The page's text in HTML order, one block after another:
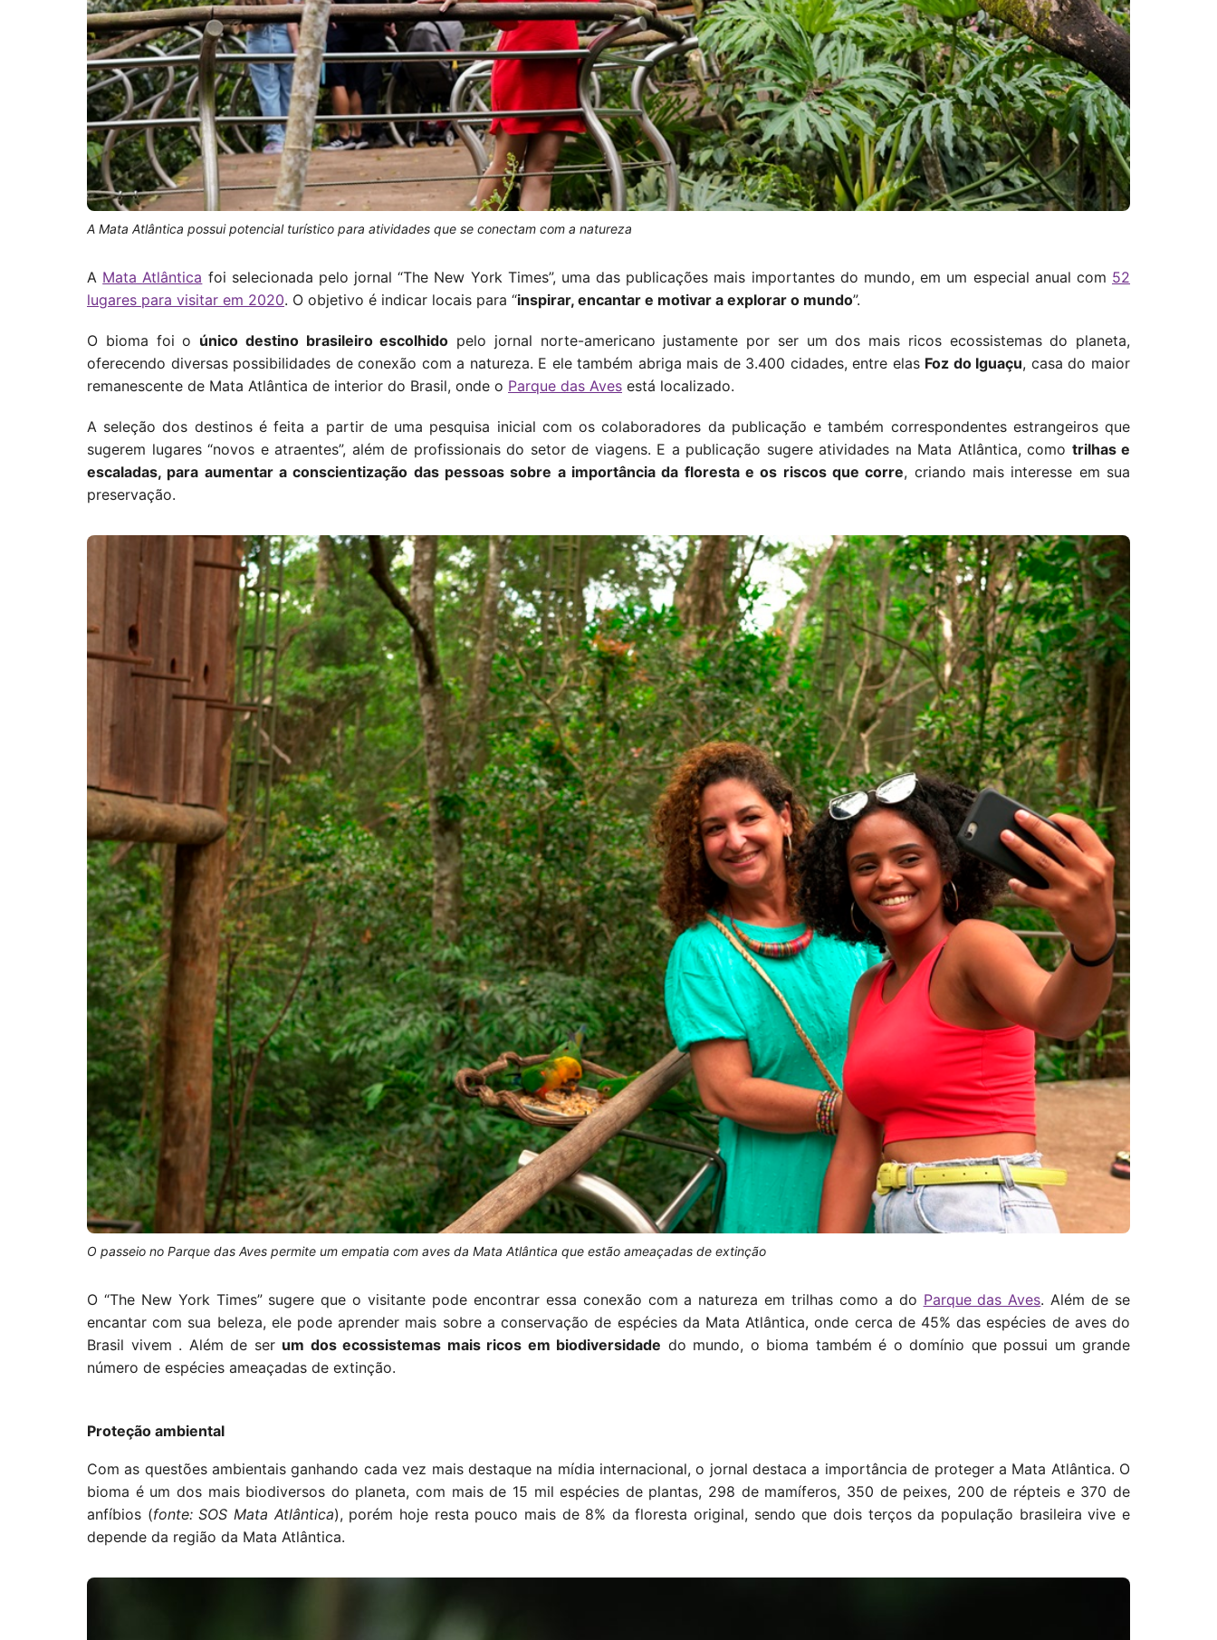
A Mata Atlântica possui potencial turístico para atividades que se conectam com a natureza
A Mata Atlântica foi selecionada pelo jornal “The New York Times”, uma das publicações mais importantes do mundo, em um especial anual com 52
lugares para visitar em 2020. O objetivo é indicar locais para “inspirar, encantar e motivar a explorar o mundo”.
O bioma foi o único destino brasileiro escolhido pelo jornal norte-americano justamente por ser um dos mais ricos ecossistemas do planeta,
oferecendo diversas possibilidades de conexão com a natureza. E ele também abriga mais de 3.400 cidades, entre elas Foz do Iguaçu, casa do maior
remanescente de Mata Atlântica de interior do Brasil, onde o Parque das Aves está localizado.
A seleção dos destinos é feita a partir de uma pesquisa inicial com os colaboradores da publicação e também correspondentes estrangeiros que
sugerem lugares “novos e atraentes”, além de profissionais do setor de viagens. E a publicação sugere atividades na Mata Atlântica, como trilhas e
escaladas, para aumentar a conscientização das pessoas sobre a importância da floresta e os riscos que corre, criando mais interesse em sua
preservação.
O passeio no Parque das Aves permite um empatia com aves da Mata Atlântica que estão ameaçadas de extinção
O “The New York Times” sugere que o visitante pode encontrar essa conexão com a natureza em trilhas como a do Parque das Aves. Além de se
encantar com sua beleza, ele pode aprender mais sobre a conservação de espécies da Mata Atlântica, onde cerca de 45% das espécies de aves do
Brasil vivem . Além de ser um dos ecossistemas mais ricos em biodiversidade do mundo, o bioma também é o domínio que possui um grande
número de espécies ameaçadas de extinção.
Proteção ambiental
Com as questões ambientais ganhando cada vez mais destaque na mídia internacional, o jornal destaca a importância de proteger a Mata Atlântica. O
bioma é um dos mais biodiversos do planeta, com mais de 15 mil espécies de plantas, 298 de mamíferos, 350 de peixes, 200 de répteis e 370 de
anfíbios (fonte: SOS Mata Atlântica), porém hoje resta pouco mais de 8% da floresta original, sendo que dois terços da população brasileira vive e
depende da região da Mata Atlântica.